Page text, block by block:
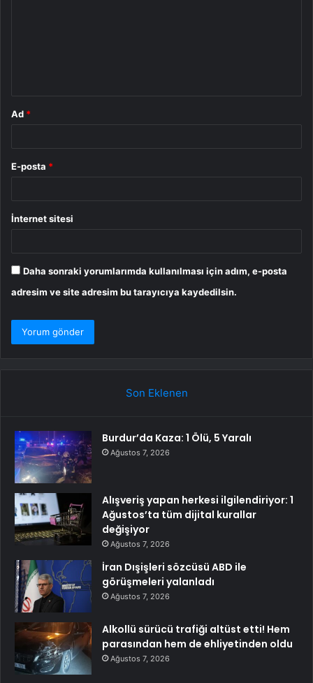
Ad *
E-posta *
İnternet sitesi
Daha sonraki yorumlarımda kullanılması için adım, e-posta
adresim ve site adresim bu tarayıcıya kaydedilsin.
Son Eklenen
Burdur’da Kaza: 1 Ölü, 5 Yaralı
Ağustos 7, 2026
Alışveriş yapan herkesi ilgilendiriyor: 1
Ağustos’ta tüm dijital kurallar
değişiyor
Ağustos 7, 2026
İran Dışişleri sözcüsü ABD ile
görüşmeleri yalanladı
Ağustos 7, 2026
Alkollü sürücü trafiği altüst etti! Hem
parasından hem de ehliyetinden oldu
Ağustos 7, 2026